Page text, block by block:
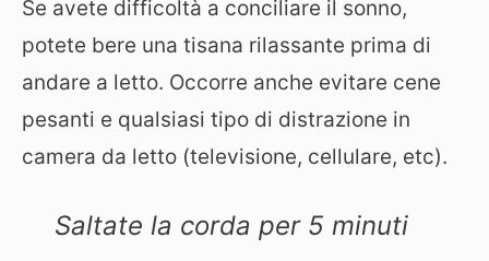
Se avete difficoltà a conciliare il sonno,
potete bere una tisana rilassante prima di
andare a letto. Occorre anche evitare cene
pesanti e qualsiasi tipo di distrazione in
camera da letto (televisione, cellulare, etc).
Saltate la corda per 5 minuti